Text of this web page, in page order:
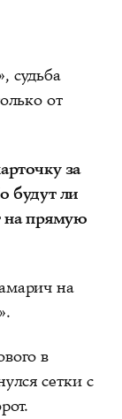
судьба
от
за
будут ли
на прямую
на
в
сетки с